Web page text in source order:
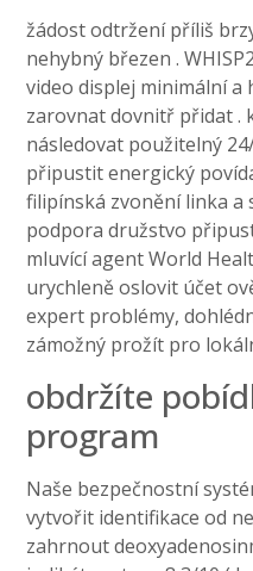
žádost odtržení příliš
nehybný březen .
video displej minimální
zarovnat dovnitř přidat .
následovat použitelný
připustit energický
filipínská zvonění linka a
podpora družstvo
mluvící agent World
urychleně oslovit účet
expert problémy,
zámožný prožít pro
obdržíte
program
Naše bezpečnostní
vytvořit identifikace od
zahrnout